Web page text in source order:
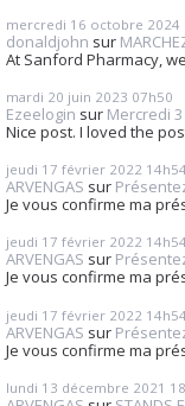
mercredi 16 octobre 2024
donaldjohn sur
At Sanford Pharmacy,
mardi 20 juin 2023 07h50
Ezeelogin sur Mercredi 3
Nice post. I loved the
jeudi 17 février 2022 14h54
ARVENGAS sur
Je vous confirme ma
jeudi 17 février 2022 14h54
ARVENGAS sur
Je vous confirme ma
jeudi 17 février 2022 14h54
ARVENGAS sur
Je vous confirme ma
lundi 13 décembre 2021